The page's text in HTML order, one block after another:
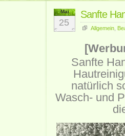
Mai
25
Sanfte
Allgemein
Sanfte
natürlich
Wasch- und